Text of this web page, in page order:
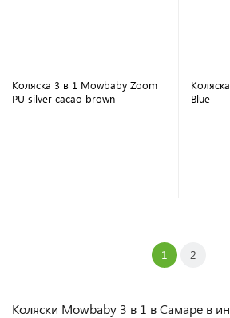
Коляска 3 в 1 Mowbaby Zoom
PU silver cacao brown
Blue
1 2
Коляски Mowbaby 3 в 1 в Самаре в